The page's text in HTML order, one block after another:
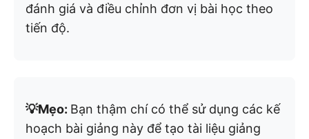
đánh giá và điều chỉnh đơn vị bài học theo
tiến độ.
💡Mẹo: Bạn thậm chí có thể sử dụng các kế
hoạch bài giảng này để tạo tài liệu giảng